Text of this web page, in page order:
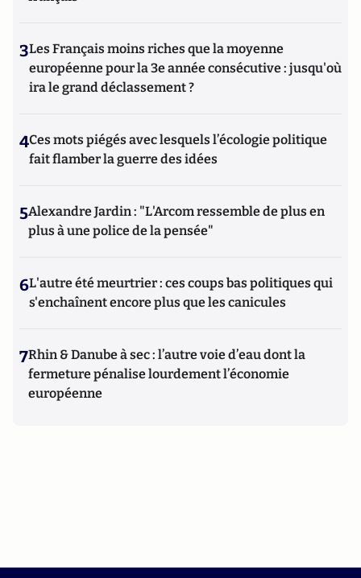
3Les Français moins riches que la moyenne
européenne pour la 3e année consécutive : jusqu'où
ira le grand déclassement ?
4Ces mots piégés avec lesquels l’écologie politique
fait flamber la guerre des idées
5Alexandre Jardin : "L'Arcom ressemble de plus en
plus à une police de la pensée"
6L'autre été meurtrier : ces coups bas politiques qui
s'enchaînent encore plus que les canicules
7Rhin & Danube à sec : l’autre voie d’eau dont la
fermeture pénalise lourdement l’économie
européenne